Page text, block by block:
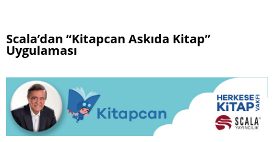
Scala’dan “Kitapcan Askıda Kitap”
Uygulaması